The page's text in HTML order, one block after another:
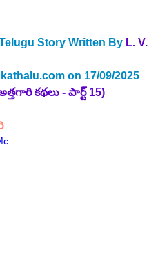
Story Written By L. V.
on 17/09/2025
కథలు - పార్ట్ 15)